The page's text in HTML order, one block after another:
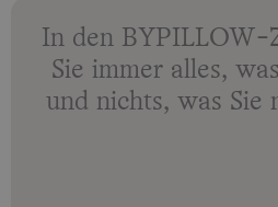
In den BYPILLOW-
Sie immer alles,
und nichts, was Sie